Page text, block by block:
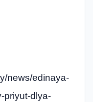
news/edinaya-
priyut-dlya-